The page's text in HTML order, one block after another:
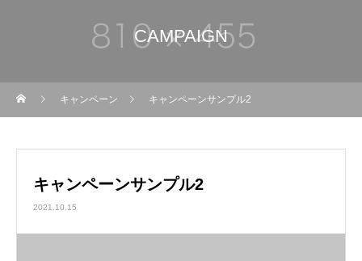
CAMPAIGN
キャンペーン キャンペーンサンプル2
キャンペーンサンプル2
2021.10.15